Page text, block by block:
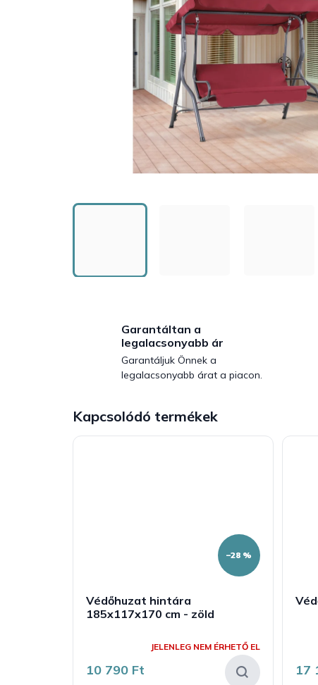
Garantáltan a
legalacsonyabb ár
Garantáljuk Önnek a
legalacsonyabb árat a piacon.
Kapcsolódó termékek
–28 %
Védőhuzat hintára
185x117x170 cm - zöld
értékelése
5-
JELENLEG NEM ÉRHETŐ EL
10 790 Ft 17